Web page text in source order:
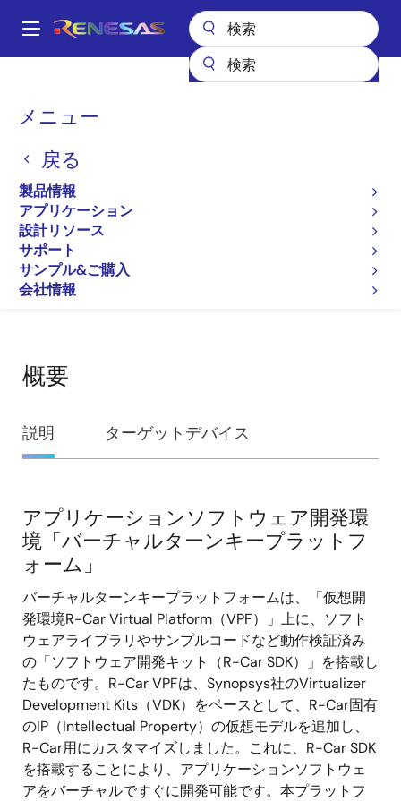
ン
Main
メニュー
戻る
製品情報
アプリケーション
設計リソース
サポート
サンプル&ご購入
会社情報
パ
く
ず
バーチャルターンキープラットフォーム
バーチャルターンキープラ
ットフォーム
ソリューション・ツールキット
ページセクションへ移動：
概要
概
要
説明 ターゲットデバイス
説
明
アプリケーションソフトウェア開発環
境「バーチャルターンキープラットフ
ォーム」
バーチャルターンキープラットフォームは、「仮想開
発環境R-Car Virtual Platform（VPF）」上に、ソフト
ウェアライブラリやサンプルコードなど動作検証済み
の「ソフトウェア開発キット（R-Car SDK）」を搭載し
たものです。R-Car VPFは、Synopsys社のVirtualizer
Development Kits（VDK）をベースとして、R-Car固有
のIP（Intellectual Property）の仮想モデルを追加し、
R-Car用にカスタマイズしました。これに、R-Car SDK
を搭載することにより、アプリケーションソフトウェ
アをバーチャルですぐに開発可能です。本プラットフ